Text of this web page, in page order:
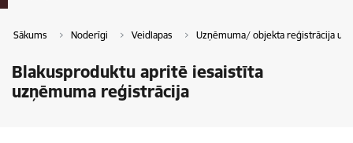
Sākums Noderīgi Veidlapas Uzņēmuma/ objekta reģistrācija un
Blakusproduktu apritē iesaistīta
uzņēmuma reģistrācija